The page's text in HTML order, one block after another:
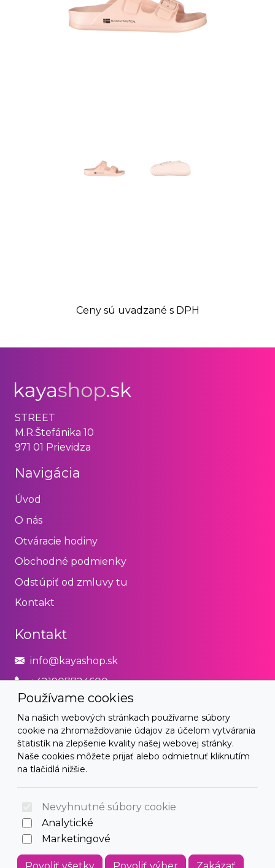
Ceny sú uvadzané s DPH
Používame cookies
Na našich webových stránkach používame súbory
cookie na zhromažďovanie údajov za účelom vytvárania
štatistík na zlepšenie kvality našej webovej stránky.
Naše cookies môžete prijať alebo odmietnuť kliknutím
na tlačidlá nižšie.
Nevyhnutné súbory cookie
Analytické
Marketingové
STREET
M.R.Štefánika 10
971 01 Prievidza
Navigácia
Úvod
O nás
Otváracie hodiny
Obchodné podmienky
Odstúpiť od zmluvy tu
Kontakt
Kontakt
info@kayashop.sk
+421907724600
Právne
Obchodné podmienky
Zásady používania cookies
© 2026 Arrabella s.r.o., mayabella s.r.o., Všetky práva
vyhradené.
Hosting: - Web: